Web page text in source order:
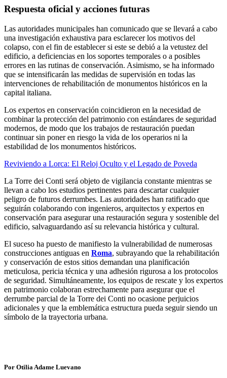
Respuesta oficial y acciones futuras
Las autoridades municipales han comunicado que se llevará a cabo
una investigación exhaustiva para esclarecer los motivos del
colapso, con el fin de establecer si este se debió a la vetustez del
edificio, a deficiencias en los soportes temporales o a posibles
errores en las rutinas de conservación. Asimismo, se ha informado
que se intensificarán las medidas de supervisión en todas las
intervenciones de rehabilitación de monumentos históricos en la
capital italiana.
Los expertos en conservación coincidieron en la necesidad de
combinar la protección del patrimonio con estándares de seguridad
modernos, de modo que los trabajos de restauración puedan
continuar sin poner en riesgo la vida de los operarios ni la
estabilidad de los monumentos históricos.
Reviviendo a Lorca: El Reloj Oculto y el Legado de Poveda
La Torre dei Conti será objeto de vigilancia constante mientras se
llevan a cabo los estudios pertinentes para descartar cualquier
peligro de futuros derrumbes. Las autoridades han ratificado que
seguirán colaborando con ingenieros, arquitectos y expertos en
conservación para asegurar una restauración segura y sostenible del
edificio, salvaguardando así su relevancia histórica y cultural.
El suceso ha puesto de manifiesto la vulnerabilidad de numerosas
construcciones antiguas en Roma, subrayando que la rehabilitación
y conservación de estos sitios demandan una planificación
meticulosa, pericia técnica y una adhesión rigurosa a los protocolos
de seguridad. Simultáneamente, los equipos de rescate y los expertos
en patrimonio colaboran estrechamente para asegurar que el
derrumbe parcial de la Torre dei Conti no ocasione perjuicios
adicionales y que la emblemática estructura pueda seguir siendo un
símbolo de la trayectoria urbana.
Por Otilia Adame Luevano